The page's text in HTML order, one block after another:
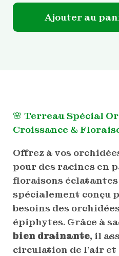
quantité de Terreau Spécial
Ajouter au
🌸 Terreau Spécial
Croissance &
Offrez à vos
pour des racines en
floraisons éclatantes
spécialement conçu
besoins des
épiphytes. Grâce à sa
bien drainante, il
circulation de l’air et